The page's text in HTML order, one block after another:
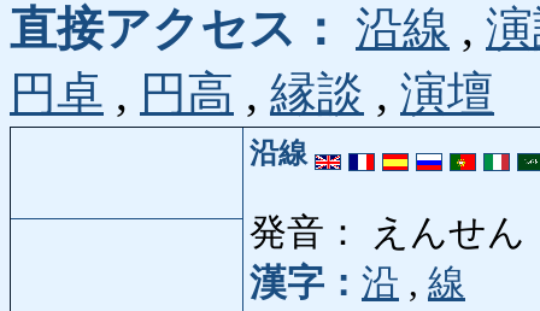
直接アクセス： 沿線 ,
円卓 , 円高 , 縁談 , 演壇
沿線
発音： えんせん
漢字： 沿 , 線